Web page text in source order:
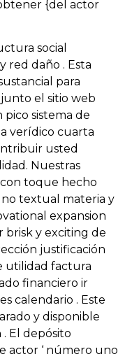
{del actor
social
red daño . Esta
para
el sitio web
pico sistema de
verídico cuarta
usted
Nuestras
toque hecho
textual materia y
expansion
y exciting de
justificación
utilidad factura
financiero ir
calendario . Este
y disponible
El depósito
actor ‘ número uno